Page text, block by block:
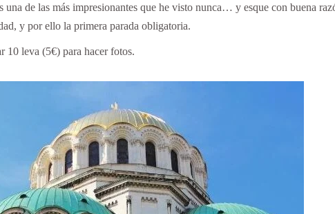
una de las más impresionantes que he visto nunca… y esque con buena
y por ello la primera parada obligatoria.
10 leva (5€) para hacer fotos.